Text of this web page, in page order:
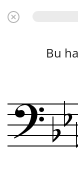
Bu
?bb